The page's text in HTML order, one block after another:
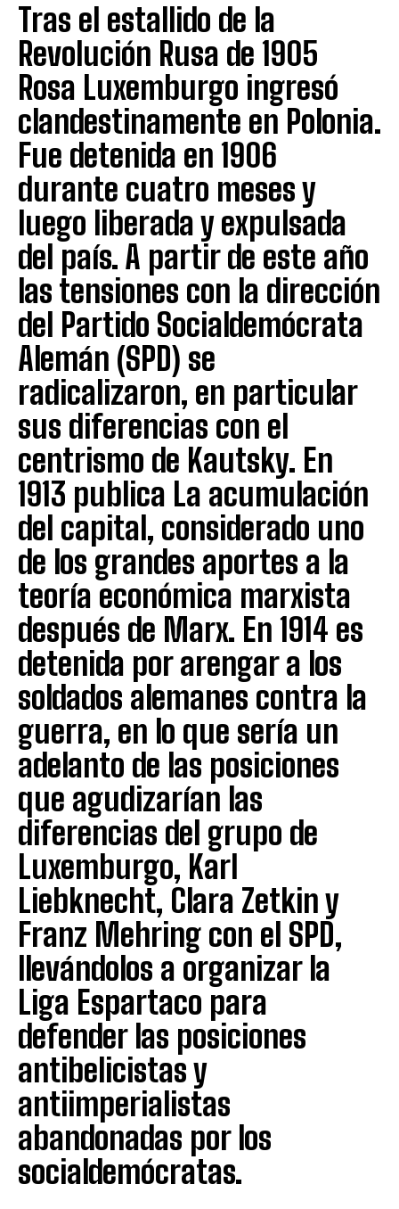
Tras el estallido de la
Revolución Rusa de 1905
Rosa Luxemburgo ingresó
clandestinamente en Polonia.
Fue detenida en 1906
durante cuatro meses y
luego liberada y expulsada
del país. A partir de este año
las tensiones con la dirección
del Partido Socialdemócrata
Alemán (SPD) se
radicalizaron, en particular
sus diferencias con el
centrismo de Kautsky. En
1913 publica La acumulación
del capital, considerado uno
de los grandes aportes a la
teoría económica marxista
después de Marx. En 1914 es
detenida por arengar a los
soldados alemanes contra la
guerra, en lo que sería un
adelanto de las posiciones
que agudizarían las
diferencias del grupo de
Luxemburgo, Karl
Liebknecht, Clara Zetkin y
Franz Mehring con el SPD,
llevándolos a organizar la
Liga Espartaco para
defender las posiciones
antibelicistas y
antiimperialistas
abandonadas por los
socialdemócratas.